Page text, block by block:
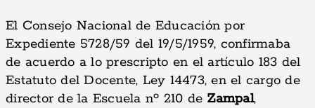
El Consejo Nacional de Educación por
Expediente 5728/59 del 19/5/1959, confirmaba
de acuerdo a lo prescripto en el artículo 183 del
Estatuto del Docente, Ley 14473, en el cargo de
director de la Escuela nº 210 de Zampal,